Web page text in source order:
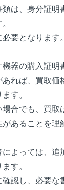
は、身分証明
要となります。
機器の購入証明
あれば、買取価
す。
合でも、買取
あることを理
によっては、追
す。
認し、必要な